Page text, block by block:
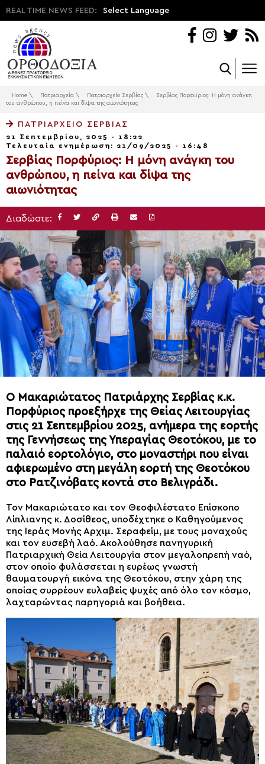
REAL TIME NEWS FEED: Select Language
Home \ Πατριαρχεία \ Πατριαρχείο Σερβίας \
Σερβίας Πορφύριος: Η μόνη ανάγκη
του ανθρώπου, η πείνα και δίψα της αιωνιότητας
ΠΑΤΡΙΑΡΧΕΊΟ ΣΕΡΒΊΑΣ
21 Σεπτεμβρίου, 2025 - 18:22
Τελευταία ενημέρωση: 21/09/2025 - 16:48
Σερβίας Πορφύριος: Η μόνη ανάγκη του
ανθρώπου, η πείνα και δίψα της
αιωνιότητας
Διαδώστε:
Ο Μακαριώτατος Πατριάρχης Σερβίας κ.κ.
Πορφύριος προεξήρχε της Θείας Λειτουργίας
στις 21 Σεπτεμβρίου 2025, ανήμερα της εορτής
της Γεννήσεως της Υπεραγίας Θεοτόκου, με το
παλαιό εορτολόγιο, στο μοναστήρι που είναι
αφιερωμένο στη μεγάλη εορτή της Θεοτόκου
στο Ρατζινόβατς κοντά στο Βελιγράδι.
Τον Μακαριώτατο και τον Θεοφιλέστατο Επίσκοπο
Λίπλιανης κ. Δοσίθεος, υποδέχτηκε ο Καθηγούμενος
της Ιεράς Μονής Αρχιμ. Σεραφείμ, με τους μοναχούς
και τον ευσεβή λαό. Ακολούθησε πανηγυρική
Πατριαρχική Θεία Λειτουργία στον μεγαλοπρεπή ναό,
στον οποίο φυλάσσεται η ευρέως γνωστή
θαυματουργή εικόνα της Θεοτόκου, στην χάρη της
οποίας συρρέουν ευλαβείς ψυχές από όλο τον κόσμο,
λαχταρώντας παρηγοριά και βοήθεια.